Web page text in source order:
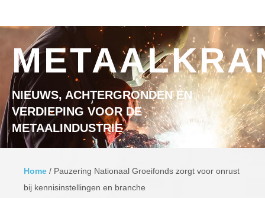
NIEUWS, ACHTERGRONDEN EN
VERDIEPING VOOR DE
METAALINDUSTRIE
Home / Pauzering Nationaal Groeifonds zorgt voor onrust
bij kennisinstellingen en branche